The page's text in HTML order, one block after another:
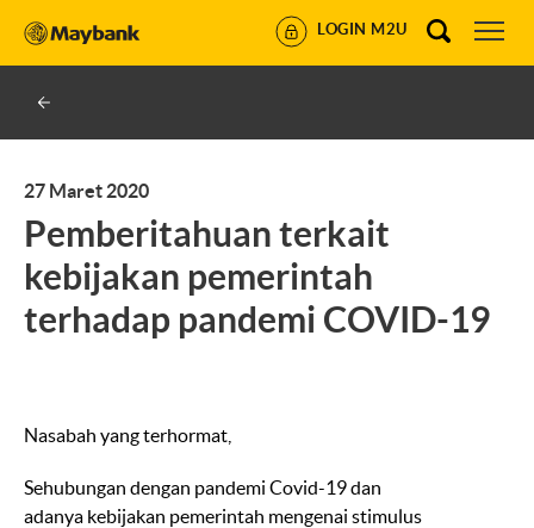
LOGIN M2U
27 Maret 2020
Pemberitahuan terkait
kebijakan pemerintah
terhadap pandemi COVID-19
Nasabah yang terhormat,
Sehubungan dengan pandemi Covid-19 dan
adanya kebijakan pemerintah mengenai stimulus